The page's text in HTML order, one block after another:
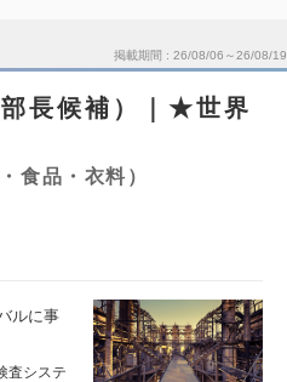
掲載期間 26/08/06～26/08/19
部長候補）｜★世界
食品・衣料）
ルに事
査システ